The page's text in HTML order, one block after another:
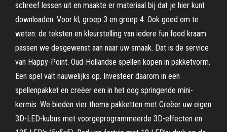
schreef lessen uit en maakte er materiaal bij dat je hier kunt
downloaden. Voor kl, groep 3 en groep 4. Ook goed om te
weten: de teksten en kleurstelling van iedere fun food kraam
passen we desgewenst aan naar uw smaak. Dat is de service
van Happy-Point. Oud-Hollandse spellen kopen in pakketvorm.
Een spel valt nauwelijks op. Investeer daarom in een
spellenpakket en creëer een in het oog springende mini-
kermis. We bieden vier thema pakketten met Creëer uw eigen
3D-LED-kubus met voorgeprogrammeerde 3D-effecten en